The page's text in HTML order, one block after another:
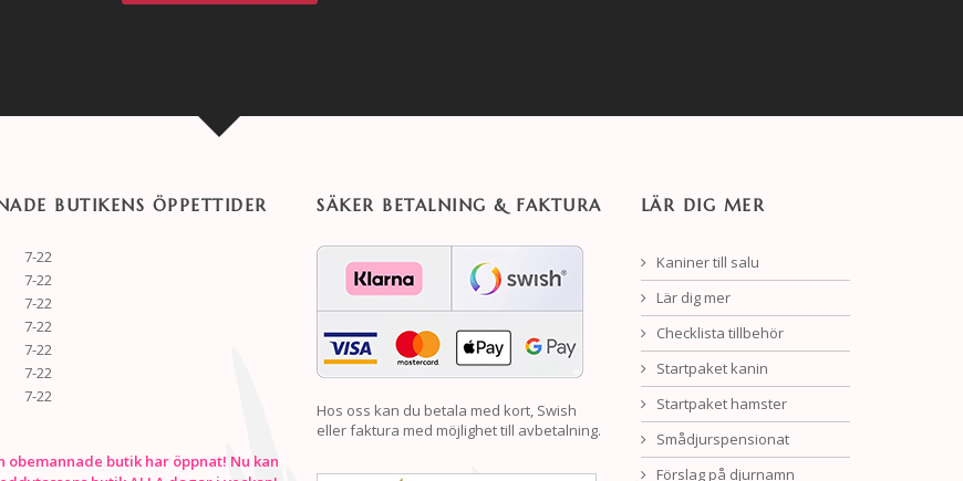
BUTIKENS ÖPPETTIDER
7-22
7-22
7-22
7-22
7-22
7-22
7-22
obemannade butik har öppnat! Nu kan
SÄKER BETALNING & FAKTURA
Hos oss kan du betala med kort, Swish
eller faktura med möjlighet till avbetalning.
LÄR DIG MER
Kaniner till salu
Lär dig mer
Checklista tillbehör
Startpaket kanin
Startpaket hamster
Smådjurspensionat
Förslag på djurnamn